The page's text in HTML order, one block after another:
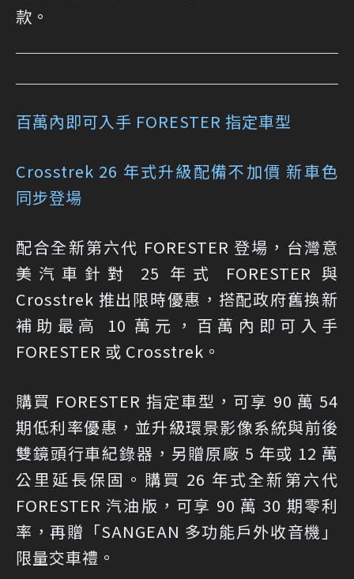
款。
百萬內即可入手 FORESTER 指定車型
Crosstrek 26 年式升級配備不加價 新車色
同步登場
配合全新第六代 FORESTER 登場，台灣意
美汽車針對 25 年式 FORESTER 與
Crosstrek 推出限時優惠，搭配政府舊換新
補助最高 10 萬元，百萬內即可入手
FORESTER 或 Crosstrek。
購買 FORESTER 指定車型，可享 90 萬 54
期低利率優惠，並升級環景影像系統與前後
雙鏡頭行車紀錄器，另贈原廠 5 年或 12 萬
公里延長保固。購買 26 年式全新第六代
FORESTER 汽油版，可享 90 萬 30 期零利
率，再贈「SANGEAN 多功能戶外收音機」
限量交車禮。